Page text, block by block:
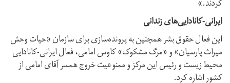
کردند.»
ایرانی-کانادایی‌های زندانی
این فعال حقوق بشر همچنین به پرونده‌سازی برای سازمان «حیات وحش
میراث پارسیان» و «مرگ مشکوک» کاوس امامی، فعال ایرانی-کانادایی
محیط زیست و رئیس این مرکز و ممنوعیت خروج همسر آقای امامی از
کشور اشاره کرد.